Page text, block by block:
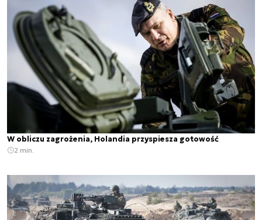
W obliczu zagrożenia, Holandia przyspiesza gotowość
2 min.